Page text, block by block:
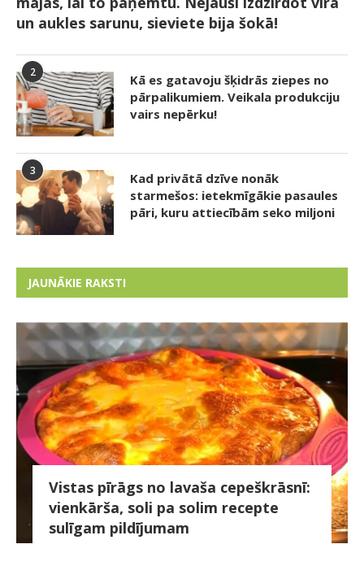
un aukles sarunu, sieviete bija šokā!
2
Kā es gatavoju šķidrās ziepes no
pārpalikumiem. Veikala produkciju
vairs nepērku!
3
Kad privātā dzīve nonāk
starmešos: ietekmīgākie pasaules
pāri, kuru attiecībām seko miljoni
JAUNĀKIE RAKSTI
Vistas pīrāgs no lavaša cepeškrāsnī:
vienkārša, soli pa solim recepte
sulīgam pildījumam